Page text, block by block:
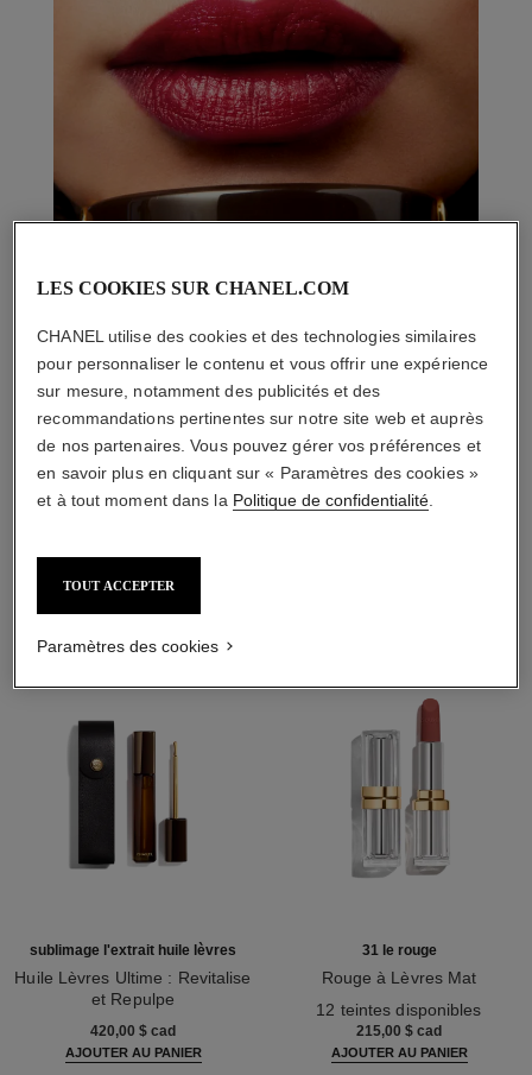
L'ACCORD PARFAIT
sublimage l'extrait huile lèvres
Huile Lèvres Ultime : Revitalise
et Repulpe
420,00 $ cad
AJOUTER AU PANIER
31 le rouge
Rouge à Lèvres Mat
12 teintes disponibles
215,00 $ cad
AJOUTER AU PANIER
LES COOKIES SUR CHANEL.COM
CHANEL utilise des cookies et des technologies similaires
pour personnaliser le contenu et vous offrir une expérience
sur mesure, notamment des publicités et des
recommandations pertinentes sur notre site web et auprès
de nos partenaires. Vous pouvez gérer vos préférences et
en savoir plus en cliquant sur « Paramètres des cookies »
et à tout moment dans la Politique de confidentialité.
TOUT ACCEPTER
Paramètres des cookies